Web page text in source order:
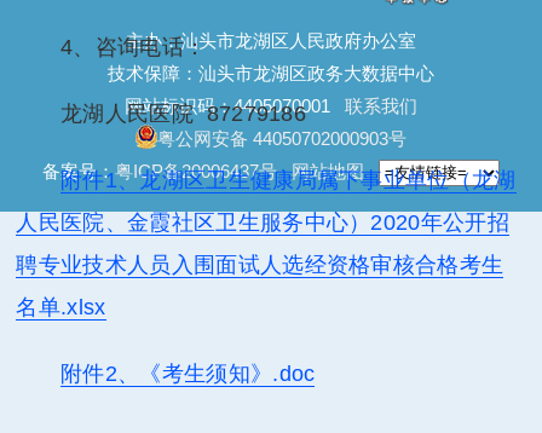
4、咨询电话：
龙湖人民医院 87279186
附件1、龙湖区卫生健康局属下事业单位（龙湖
人民医院、金霞社区卫生服务中心）2020年公开招
聘专业技术人员入围面试人选经资格审核合格考生
名单.xlsx
附件2、《考生须知》.doc
主办：汕头市龙湖区人民政府办公室
技术保障：汕头市龙湖区政务大数据中心
网站标识码：4405070001
联系我们
粤公网安备 44050702000903号
备案号：粤ICP备20006437号 网站地图